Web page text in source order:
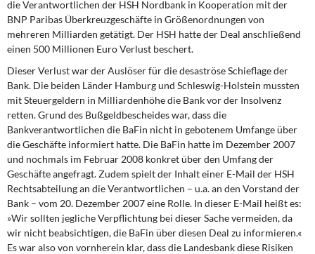
die Verantwortlichen der HSH Nordbank in Kooperation mit der
BNP Paribas Überkreuzgeschäfte in Größenordnungen von
mehreren Milliarden getätigt. Der HSH hatte der Deal anschließend
einen 500 Millionen Euro Verlust beschert.
Dieser Verlust war der Auslöserfür die desaströse Schieflage der
Bank. Die beiden Länder Hamburg und Schleswig-Holstein mussten
mit Steuergeldern in Milliardenhöhe die Bank vor der Insolvenz
retten. Grund des Bußgeldbescheides war, dass die
Bankverantwortlichen die BaFin nicht in gebotenem Umfange über
die Geschäfte informiert hatte. Die BaFin hatte im Dezember 2007
und nochmals im Februar 2008 konkret über den Umfang der
Geschäfte angefragt. Zudem spielt der Inhalt einer E-Mail der HSH
Rechtsabteilung an die Verantwortlichen – u.a. an den Vorstand der
Bank – vom 20. Dezember 2007 eine Rolle. In dieser E-Mail heißt es:
»Wir sollten jegliche Verpflichtung bei dieser Sache vermeiden, da
wir nicht beabsichtigen, die BaFin über diesen Deal zu informieren.«
Es war also von vornherein klar, dass die Landesbank diese Risiken